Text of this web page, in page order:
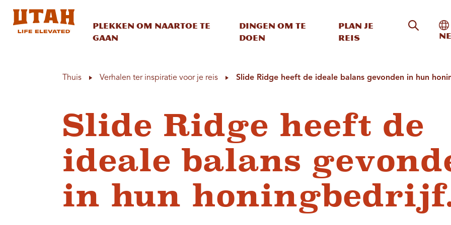
Plekken om naartoe te
gaan
Dingen om te
doen
Plan je
reis
Zoeken
Thuis Verhalen ter inspiratie voor je reis Slide Ridge heeft de ideale balans gevonden in hun
Slide Ridge heeft de
ideale balans
in hun